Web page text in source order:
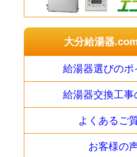
大分給湯器
給湯器選びのポ
給湯器交換工事
よくあるご
お客様の